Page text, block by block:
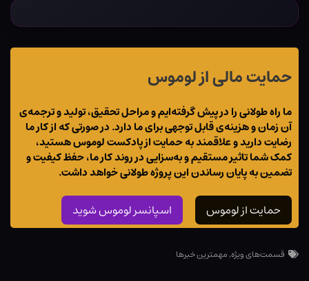
حمایت مالی از لوموس
ما راه طولانی را در پیش گرفته‌ایم و مراحل تحقیق، تولید و ترجمه‌ی
آن زمان و هزینه‌ی قابل توجهی برای ما دارد. در صورتی که از کار ما
رضایت دارید و علاقمند به حمایت از پادکست لوموس هستید،
کمک شما تاثیر مستقیم و به‌سزایی در روند کار ما، حفظ کیفیت و
تضمین به پایان رساندن این پروژه طولانی خواهد داشت.
حمایت از لوموس اسپانسر لوموس شوید
قسمت‌های ویژه,مهمترین خبرها